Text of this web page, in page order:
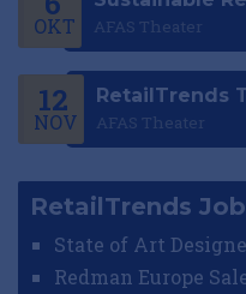
OKT AFAS Theater
12
NOV
RetailTrends
AFAS Theater
RetailTrends
State of Art
Redman Europe